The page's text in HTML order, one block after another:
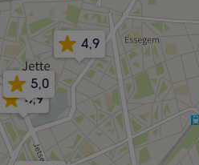
4,9
5,0
4,9